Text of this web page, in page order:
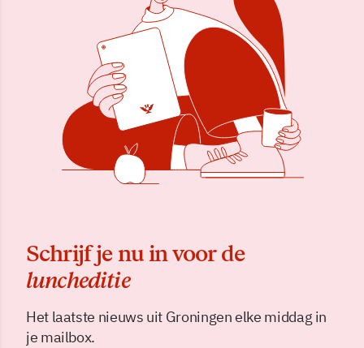
Schrijf je nu in voor de
luncheditie
Het laatste nieuws uit Groningen elke middag in
je mailbox.